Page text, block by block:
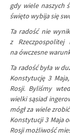
gdy wiele naszych
święto wybija się
Ta radość nie
z Rzeczpospolitej
na ówczesne
Ta radość była w
Konstytucję 3
Rosji. Byliśmy
wielki sąsiad
mógł za wiele
Konstytucji 3 Maja
Rosji możliwość